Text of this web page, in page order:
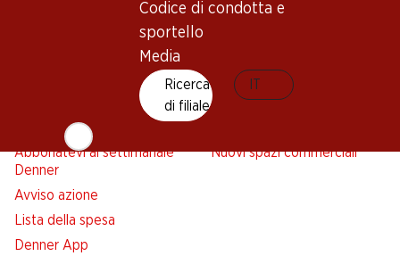
Codice di condotta e
sportello
Media
Ricerca
di filiale
accedere adesso
Panoramica
Abbonatevi al settimanale
Denner
Avviso azione
Lista della spesa
Denner App
Filiali
Nuovi spazi commerciali